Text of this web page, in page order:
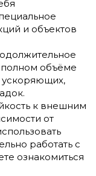
и объектов
полном объёме
ускоряющих,
к внешним
от
работать с
ознакомиться